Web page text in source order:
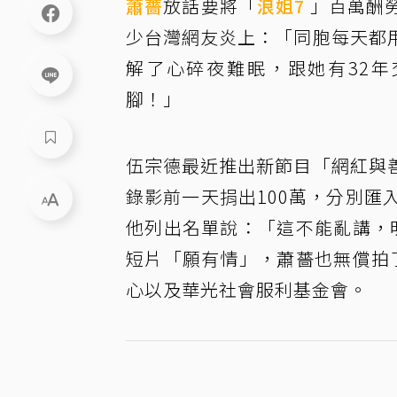
蕭薔放話要將「浪姐7 」百萬酬
少台灣網友炎上：「同胞每天
解了心碎夜難眠，跟她有32
腳！」
伍宗德最近推出新節目「網紅
錄影前一天捐出100萬，分別匯
他列出名單說：「這不能亂講
短片「願有情」，蕭薔也無償
心以及華光社會服利基金會。